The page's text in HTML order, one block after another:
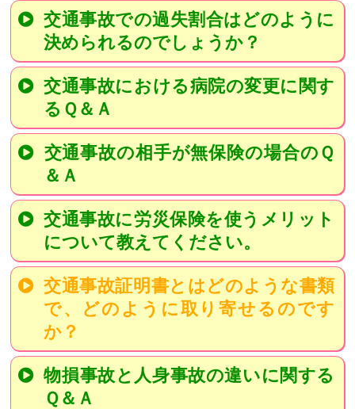
交通事故での過失割合はどのように
決められるのでしょうか？
交通事故における病院の変更に関す
るＱ＆Ａ
交通事故の相手が無保険の場合のＱ
＆Ａ
交通事故に労災保険を使うメリット
について教えてください。
交通事故証明書とはどのような書類
で、どのように取り寄せるのです
か？
物損事故と人身事故の違いに関する
Ｑ＆Ａ